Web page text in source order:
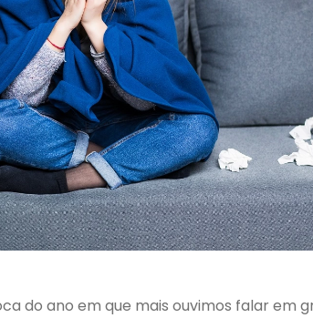
do ano em que mais ouvimos falar em
Plano
Direct
de
79,57
mensal
p/ pessoa
A partir de
R$89